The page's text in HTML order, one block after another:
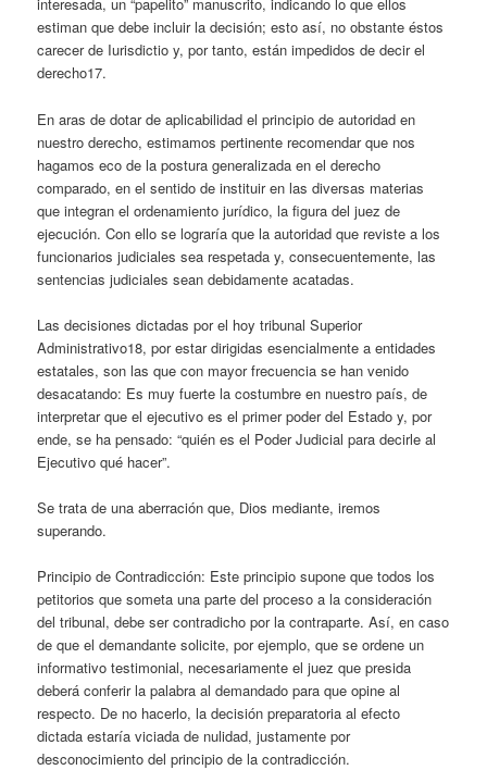
interesada, un “papelito” manuscrito, indicando lo que ellos
estiman que debe incluir la decisión; esto así, no obstante éstos
carecer de Iurisdictio y, por tanto, están impedidos de decir el
derecho17.
En aras de dotar de aplicabilidad el principio de autoridad en
nuestro derecho, estimamos pertinente recomendar que nos
hagamos eco de la postura generalizada en el derecho
comparado, en el sentido de instituir en las diversas materias
que integran el ordenamiento jurídico, la figura del juez de
ejecución. Con ello se lograría que la autoridad que reviste a los
funcionarios judiciales sea respetada y, consecuentemente, las
sentencias judiciales sean debidamente acatadas.
Las decisiones dictadas por el hoy tribunal Superior
Administrativo18, por estar dirigidas esencialmente a entidades
estatales, son las que con mayor frecuencia se han venido
desacatando: Es muy fuerte la costumbre en nuestro país, de
interpretar que el ejecutivo es el primer poder del Estado y, por
ende, se ha pensado: “quién es el Poder Judicial para decirle al
Ejecutivo qué hacer”.
Se trata de una aberración que, Dios mediante, iremos
superando.
Principio de Contradicción: Este principio supone que todos los
petitorios que someta una parte del proceso a la consideración
del tribunal, debe ser contradicho por la contraparte. Así, en caso
de que el demandante solicite, por ejemplo, que se ordene un
informativo testimonial, necesariamente el juez que presida
deberá conferir la palabra al demandado para que opine al
respecto. De no hacerlo, la decisión preparatoria al efecto
dictada estaría viciada de nulidad, justamente por
desconocimiento del principio de la contradicción.